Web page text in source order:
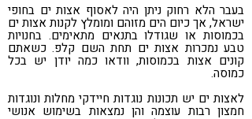
בעבר הלא רחוק ניתן היה לאסוף אצות ים בחופי
ישראל, אך כיום הים מזוהם ומומלץ לקנות אצות ים
בכמוסות או שגודלו בתנאים מתאימים. בחנויות
טבע נמכרות אצות ים תחת השם קלפ. כשאתם
קונים אצות בכמוסות, וודאו כמה יודן יש בכל
כמוסה.
לאצות ים יש תכונות נוגדות חיידקי מחלות ונוגדות
חמצון רבות עוצמה והן נמצאות בשימוש אנושי